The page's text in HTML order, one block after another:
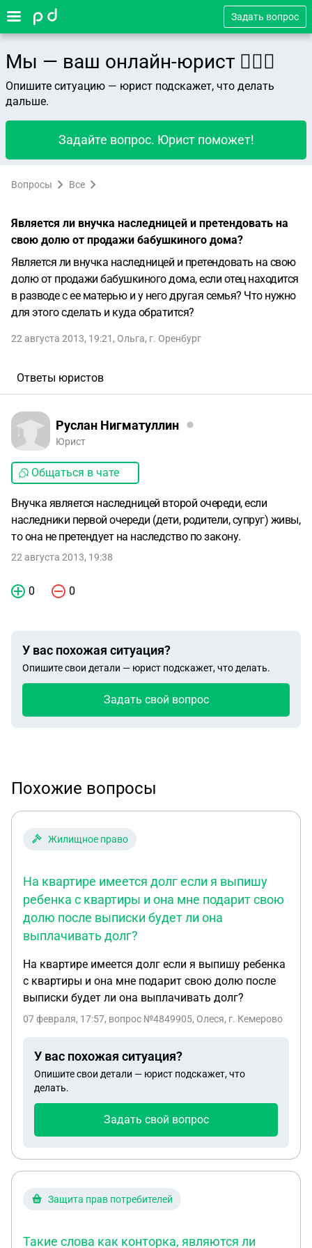
Задать вопрос
Мы — ваш онлайн-юрист 👨🏻‍⚖️
Опишите ситуацию — юрист подскажет, что делать
дальше.
Задайте вопрос. Юрист поможет!
Вопросы Все
Является ли внучка наследницей и претендовать на
свою долю от продажи бабушкиного дома?
Является ли внучка наследницей и претендовать на свою
долю от продажи бабушкиного дома, если отец находится
в разводе с ее матерью и у него другая семья? Что нужно
для этого сделать и куда обратится?
22 августа 2013, 19:21 , Ольга, г. Оренбург
Ответы юристов
Руслан Нигматуллин
Юрист
Общаться в чате
Внучка является наследницей второй очереди, если
наследники первой очереди (дети, родители, супруг) живы,
то она не претендует на наследство по закону.
22 августа 2013, 19:38
0 0
У вас похожая ситуация?
Опишите свои детали — юрист подскажет, что делать.
Задать свой вопрос
Похожие вопросы
Жилищное право
На квартире имеется долг если я выпишу
ребенка с квартиры и она мне подарит свою
долю после выписки будет ли она
выплачивать долг?
На квартире имеется долг если я выпишу ребенка
с квартиры и она мне подарит свою долю после
выписки будет ли она выплачивать долг?
07 февраля, 17:57, вопрос №4849905, Олеся, г. Кемерово
У вас похожая ситуация?
Опишите свои детали — юрист подскажет, что
делать.
Задать свой вопрос
Защита прав потребителей
Такие слова как конторка, являются ли